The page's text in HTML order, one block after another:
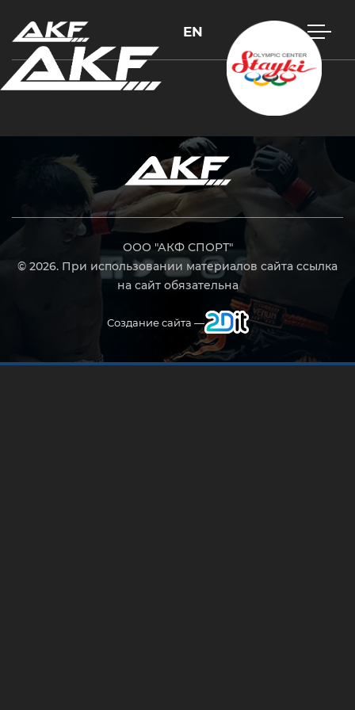
EN
ООО "АКФ СПОРТ"
© 2026. При использовании материалов сайта ссылка
на сайт обязательна
Создание сайта —
Нажмите Enter для поиска или Esc, чтобы закрыть